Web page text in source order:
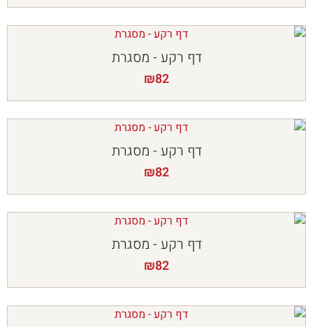
דף רקע - מסגרת
₪82
דף רקע - מסגרת
₪82
דף רקע - מסגרת
₪82